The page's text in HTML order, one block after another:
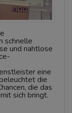
schnelle
und nahtlose
eine
die
die das
sich bringt.